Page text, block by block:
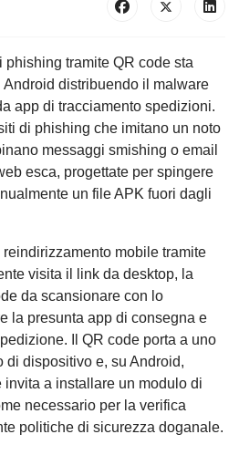
tramite QR code sta
distribuendo il malware
app di tracciamento spedizioni.
di phishing che imitano un noto
messaggi smishing o email
esca, progettate per spingere
un file APK fuori dagli
mobile tramite
visita il link da desktop, la
da scansionare con lo
la presunta app di consegna e
Il QR code porta a uno
di dispositivo e, su Android,
a installare un modulo di
necessario per la verifica
politiche di sicurezza doganale.